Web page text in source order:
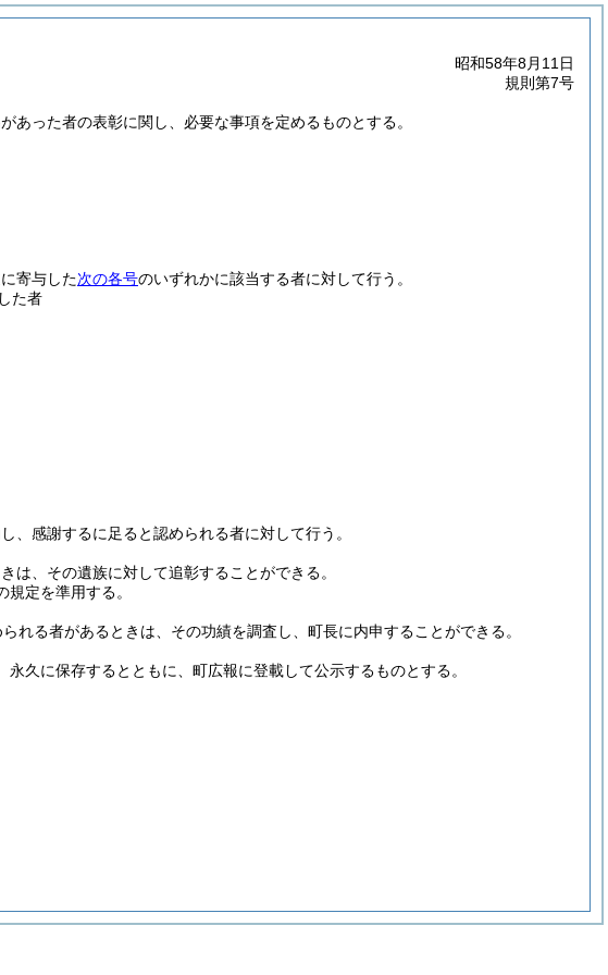
昭和58年8月11日
規則第7号
あった者の表彰に関し、必要な事項を定めるものとする。
寄与した次の各号のいずれかに該当する者に対して行う。
た者
、感謝するに足ると認められる者に対して行う。
は、その遺族に対して追彰することができる。
規定を準用する。
れる者があるときは、その功績を調査し、町長に内申することができる。
久に保存するとともに、町広報に登載して公示するものとする。